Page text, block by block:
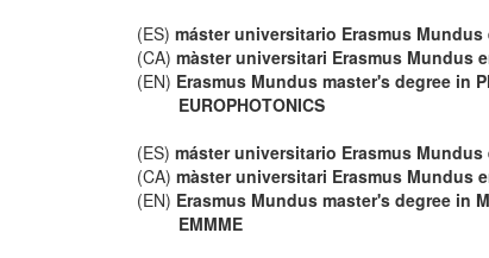
(ES)máster universitario Erasmus
(CA)màster universitari Erasmus Mundus
(EN) Erasmus Mundus master's degree
EUROPHOTONICS
(ES)máster universitario Erasmus
(CA)màster universitari Erasmus Mundus
(EN) Erasmus Mundus master's degree in
EMMME